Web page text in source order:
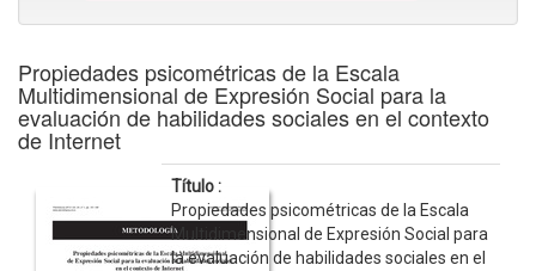
Propiedades psicométricas de la Escala
Multidimensional de Expresión Social para la
evaluación de habilidades sociales en el contexto
de Internet
Título :
Propiedades psicométricas de la Escala
Multidimensional de Expresión Social para
la evaluación de habilidades sociales en el